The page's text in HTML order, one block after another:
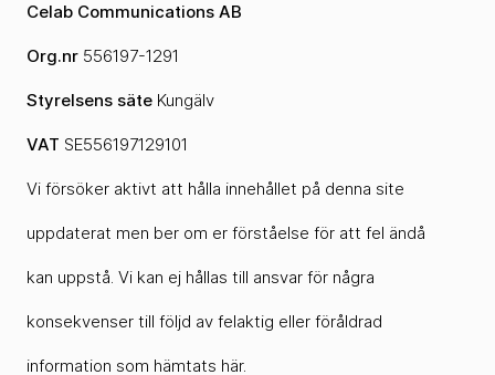
Celab Communications AB
Org.nr 556197-1291
Styrelsens säte Kungälv
VAT SE556197129101
Vi försöker aktivt att hålla innehållet på denna site
uppdaterat men ber om er förståelse för att fel ändå
kan uppstå. Vi kan ej hållas till ansvar för några
konsekvenser till följd av felaktig eller föråldrad
information som hämtats här.